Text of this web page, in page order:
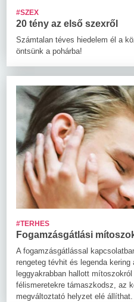
#SZEX
20 tény az első szexről
Számtalan téves hiedelem él a
öntsünk a pohárba!
#TERHES
Fogamzásgátlási
A fogamzásgátlással
rengeteg tévhit és legenda
leggyakrabban hallott
félismeretekre támaszkodsz, az
megváltoztató helyzet elé